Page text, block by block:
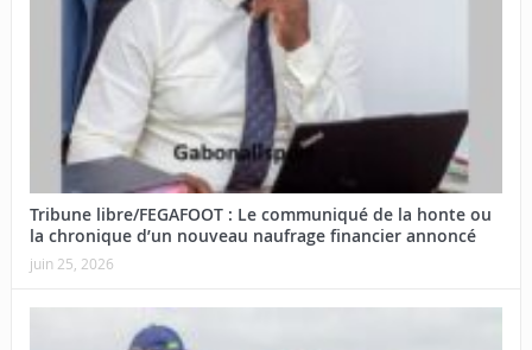
Tribune libre/FEGAFOOT : Le communiqué de la honte ou
la chronique d’un nouveau naufrage financier annoncé
juin 25, 2026